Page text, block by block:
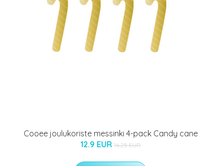
Cooee joulukoriste messinki 4-pack Candy cane
12.9 EUR 16.25 EUR